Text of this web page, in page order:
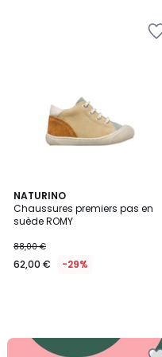
NATURINO
Chaussures premiers pas en
suède ROMY
88,00 €
62,00 € -29%